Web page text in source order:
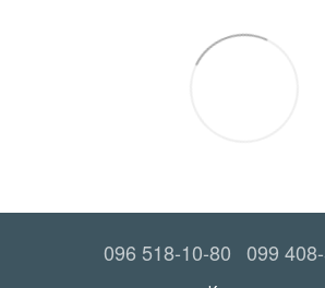
096 518-10-80 099